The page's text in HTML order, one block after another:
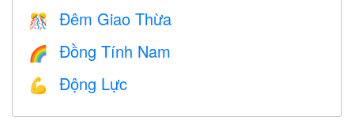
🎊 Đêm Giao Thừa
🌈 Đồng Tính Nam
💪 Động Lực